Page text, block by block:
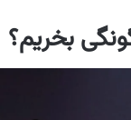
بخریم؟